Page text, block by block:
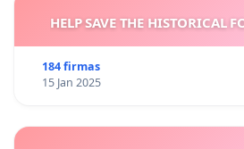
HELP SAVE THE HISTORICAL
184 firmas
15 Jan 2025